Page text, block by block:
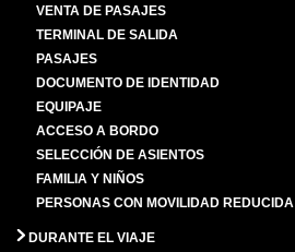
VENTA DE PASAJES
TERMINAL DE SALIDA
PASAJES
DOCUMENTO DE IDENTIDAD
EQUIPAJE
ACCESO A BORDO
SELECCIÓN DE ASIENTOS
FAMILIA Y NIÑOS
PERSONAS CON MOVILIDAD REDUCIDA
DURANTE EL VIAJE